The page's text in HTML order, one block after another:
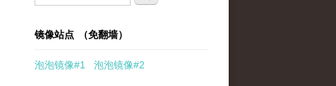
镜像站点 （免翻墙）
泡泡镜像#1 泡泡镜像#2